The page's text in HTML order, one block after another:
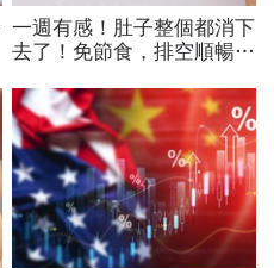
一週有感！肚子整個都消下
去了！免節食，排空順暢就